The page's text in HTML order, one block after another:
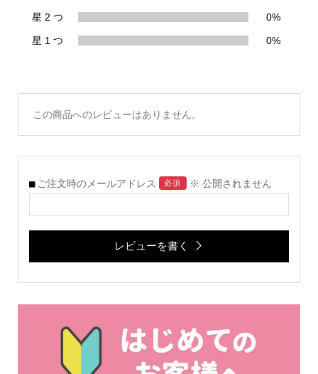
星 2 つ 0%
星 1 つ 0%
この商品へのレビューはありません。
ご注文時のメールアドレス 必須 ※ 公開されません
レビューを書く